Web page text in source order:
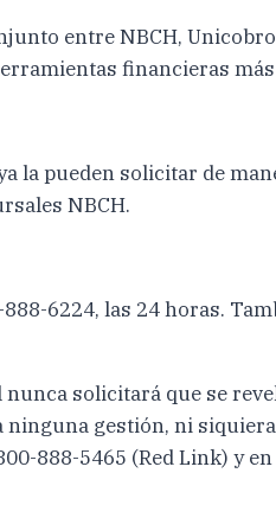
entre NBCH,
financieras
la pueden solicitar de
NBCH.
6224, las 24 horas.
solicitará que se
gestión, ni
888-5465 (Red Link) y